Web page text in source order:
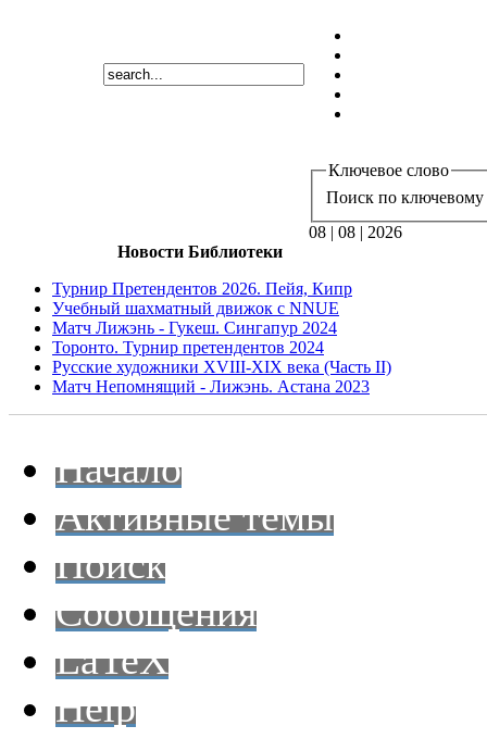
Ключевое слово
Поиск по ключевому
08 | 08 | 2026
Новости Библиотеки
Турнир Претендентов 2026. Пейя, Кипр
Учебный шахматный движок с NNUE
Матч Лижэнь - Гукеш. Сингапур 2024
Торонто. Турнир претендентов 2024
Русские художники XVIII-XIX века (Часть II)
Матч Непомнящий - Лижэнь. Астана 2023
Начало
Активные темы
Поиск
Сообщения
LaTeX
Help